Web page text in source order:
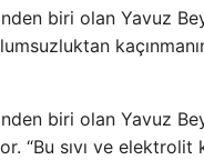
biri olan Yavuz
biri olan Yavuz
“Bu sıvı ve